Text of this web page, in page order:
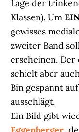
Lage der
Klassen). Um
gewisses
zweiter Band
erscheinen.
schielt aber
Bin gespannt
ausschlägt.
Ein Bild gibt